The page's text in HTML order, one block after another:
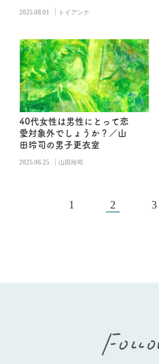
2025.08.01 | トイアンナ
40代女性は男性にとって恋
愛対象外でしょうか？／山
田玲司の男子更衣室
2025.06.25 | 山田玲司
1 2 3